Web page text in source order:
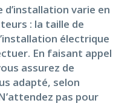
d’installation varie en
: la taille de
électrique
En faisant appel
assurez de
adapté, selon
pas pour